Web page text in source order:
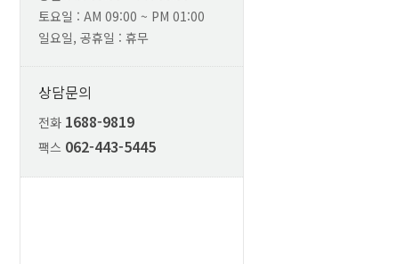
토요일 : AM 09:00 ~ PM 01:00
일요일, 공휴일 : 휴무
상담문의
전화 1688-9819
팩스 062-443-5445